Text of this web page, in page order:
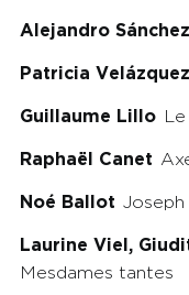
Alejandro
Patricia Velázquez
Guillaume Lillo
Raphaël Canet
Noé Ballot Joseph
Laurine Viel,
Mesdames tantes